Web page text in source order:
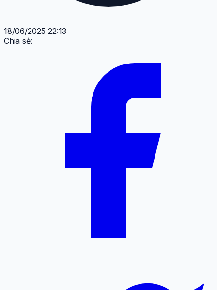
18/06/2025 22:13
Chia sẻ: